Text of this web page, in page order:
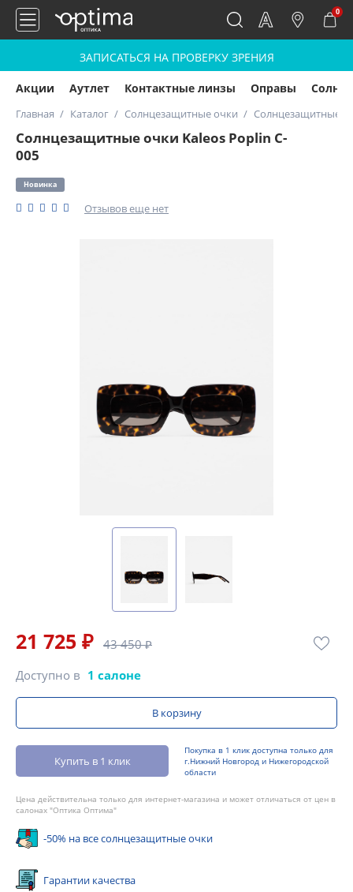
0
ЗАПИСАТЬСЯ НА ПРОВЕРКУ ЗРЕНИЯ
Акции Аутлет Контактные линзы Оправы
Главная Каталог Солнцезащитные очки Солнцезащитные
Солнцезащитные очки Kaleos Poplin C-
005
Новинка
Отзывов еще нет
21 725 ₽ 43 450 ₽
Доступно в 1 салоне
В корзину
Купить в 1 клик
Покупка в 1 клик доступна только для
г.Нижний Новгород и Нижегородской
области
Цена действительна только для интернет-магазина и может отличаться от цен в
салонах "Оптика Оптима"
-50% на все солнцезащитные очки
Гарантии качества